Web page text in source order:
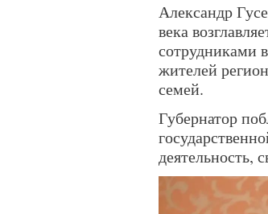
Александр
века
сотрудниками
жителей
семей.
Губернатор
деятельность,